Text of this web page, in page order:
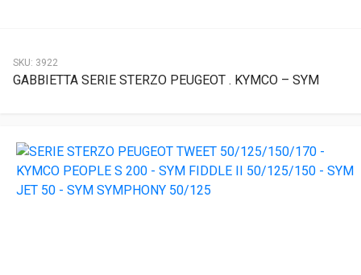
SKU: 3922
GABBIETTA SERIE STERZO PEUGEOT . KYMCO – SYM